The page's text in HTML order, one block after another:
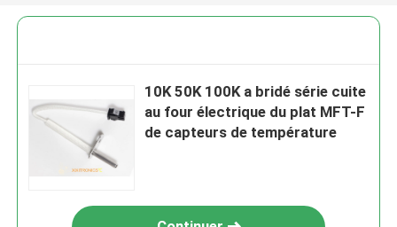
10K 50K 100K a bridé série cuite
au four électrique du plat MFT-F
de capteurs de température